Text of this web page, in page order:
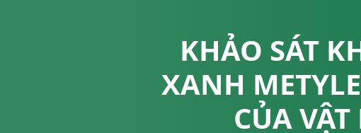
KHẢO SÁT
XANH
CỦA